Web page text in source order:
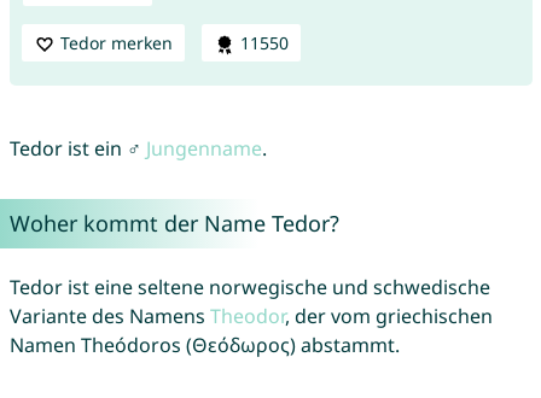
Tedor merken 11550
Tedor ist ein ♂ Jungenname.
Woher kommt der Name Tedor?
Tedor ist eine seltene norwegische und schwedische
Variante des Namens Theodor, der vom griechischen
Namen Theódoros (Θεόδωρος) abstammt.